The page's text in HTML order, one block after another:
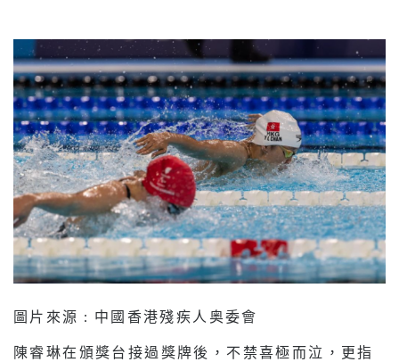
圖片來源 : 中國香港殘疾人奥委會
陳睿琳在頒獎台接過獎牌後，不禁喜極而泣，更指